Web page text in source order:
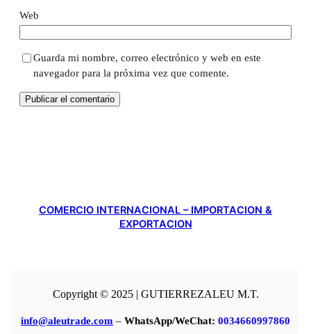
Web
Guarda mi nombre, correo electrónico y web en este
navegador para la próxima vez que comente.
COMERCIO INTERNACIONAL – IMPORTACION &
EXPORTACION
Copyright © 2025 | GUTIERREZALEU M.T.
info@aleutrade.com – WhatsApp/WeChat: 0034660997860